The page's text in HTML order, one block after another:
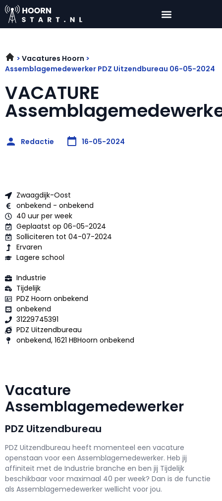
Vacatures Hoorn
Assemblagemedewerker PDZ Uitzendbureau 06-05-2024
VACATURE
Redactie 16-05-2024
Zwaagdijk-Oost
onbekend - onbekend
40 uur per week
Geplaatst op 06-05-2024
Solliciteren tot 04-07-2024
Ervaren
Lagere school
Industrie
Tijdelijk
PDZ Hoorn onbekend
onbekend
31229745391
PDZ Uitzendbureau
onbekend, 1621 HBHoorn onbekend
Vacature
Assemblagemedewerker
PDZ Uitzendbureau
PDZ Uitzendbureau heeft momenteel een vacature
openstaan voor een Assemblagemedewerker. Heb jij
affiniteit met de Industrie branche en ben jij Tijdelijk
beschikbaar voor maximaal 40 per week? Dan is de functie
als Assemblagemedewerker wellicht voor jou.